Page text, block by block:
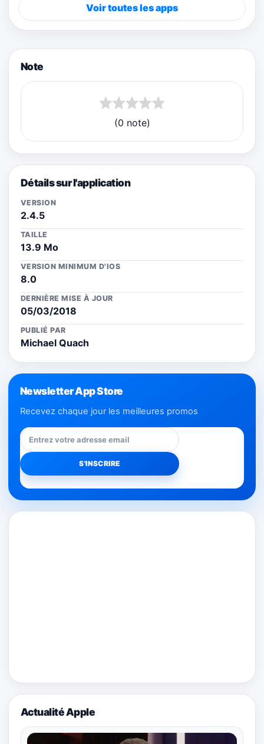
Voir toutes les apps
Note
(0 note)
Détails sur l'application
VERSION
2.4.5
TAILLE
13.9 Mo
VERSION MINIMUM D'IOS
8.0
DERNIÈRE MISE À JOUR
05/03/2018
PUBLIÉ PAR
Michael Quach
Newsletter App Store
Recevez chaque jour les meilleures promos
Actualité Apple